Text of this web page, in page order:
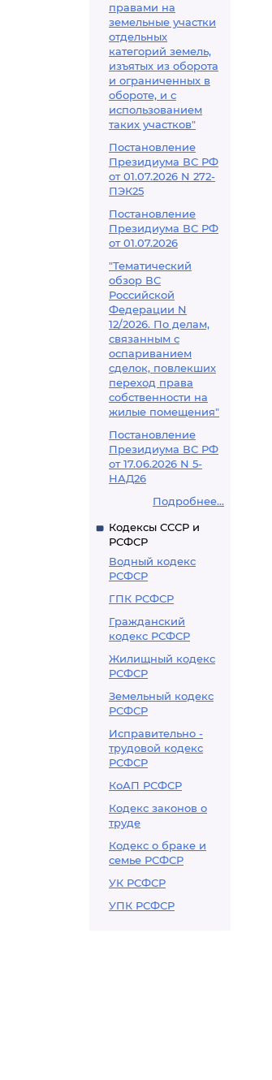
правами на
земельные участки
отдельных
категорий земель,
изъятых из оборота
и ограниченных в
обороте, и с
использованием
таких участков"
Постановление
Президиума ВС РФ
от 01.07.2026 N 272-
ПЭК25
Постановление
Президиума ВС РФ
от 01.07.2026
"Тематический
обзор ВС
Российской
Федерации N
12/2026. По делам,
связанным с
оспариванием
сделок, повлекших
переход права
собственности на
жилые помещения"
Постановление
Президиума ВС РФ
от 17.06.2026 N 5-
НАД26
Подробнее...
Кодексы СССР и
РСФСР
Водный кодекс
РСФСР
ГПК РСФСР
Гражданский
кодекс РСФСР
Жилищный кодекс
РСФСР
Земельный кодекс
РСФСР
Исправительно -
трудовой кодекс
РСФСР
КоАП РСФСР
Кодекс законов о
труде
Кодекс о браке и
семье РСФСР
УК РСФСР
УПК РСФСР